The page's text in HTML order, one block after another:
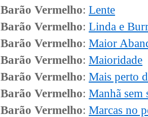
Barão Vermelho: Lente
Barão Vermelho: Linda e
Barão Vermelho: Maior
Barão Vermelho: Maioridade
Barão Vermelho: Mais perto
Barão Vermelho: Manhã sem
Barão Vermelho: Marcas no